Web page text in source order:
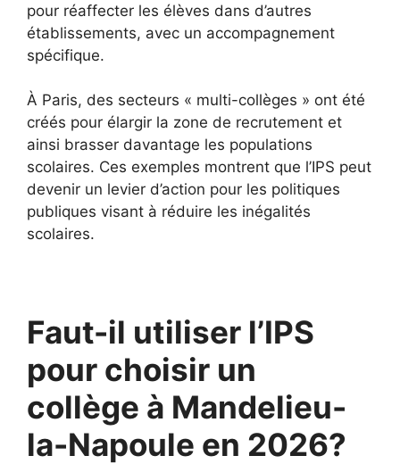
pour réaffecter les élèves dans d’autres
établissements, avec un accompagnement
spécifique.
À Paris, des secteurs « multi-collèges » ont été
créés pour élargir la zone de recrutement et
ainsi brasser davantage les populations
scolaires. Ces exemples montrent que l’IPS peut
devenir un levier d’action pour les politiques
publiques visant à réduire les inégalités
scolaires.
Faut-il utiliser l’IPS
pour choisir un
collège à Mandelieu-
la-Napoule en 2026?